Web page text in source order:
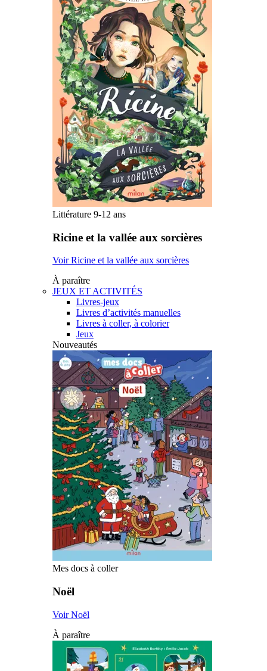
Littérature 9-12 ans
Ricine et la vallée aux sorcières
Voir Ricine et la vallée aux sorcières
À paraître
JEUX ET ACTIVITÉS
Livres-jeux
Livres d’activités manuelles
Livres à coller, à colorier
Jeux
Nouveautés
Mes docs à coller
Noël
Voir Noël
À paraître